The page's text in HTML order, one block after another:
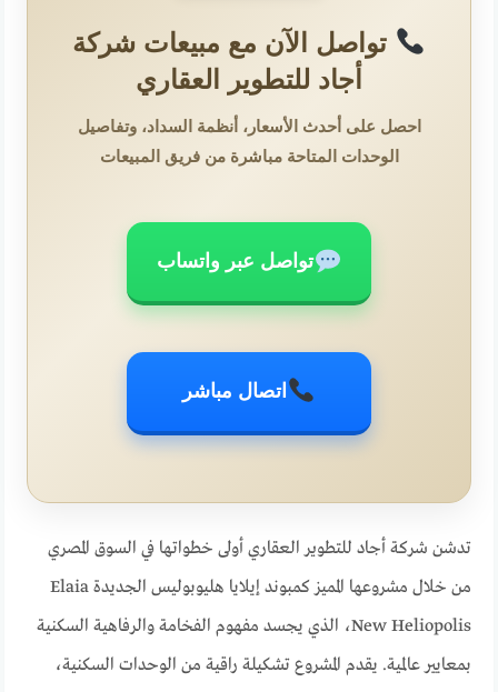
تواصل الآن مع مبيعات شركة
أجاد للتطوير العقاري
احصل على أحدث الأسعار، أنظمة السداد، وتفاصيل
الوحدات المتاحة مباشرة من فريق المبيعات
تواصل عبر واتساب
اتصال مباشر
تدشن شركة أجاد للتطوير العقاري أولى خطواتها في السوق المصري
من خلال مشروعها المميز كمبوند إيلايا هليوبوليس الجديدة Elaia
New Heliopolis، الذي يجسد مفهوم الفخامة والرفاهية السكنية
بمعايير عالمية. يقدم المشروع تشكيلة راقية من الوحدات السكنية،